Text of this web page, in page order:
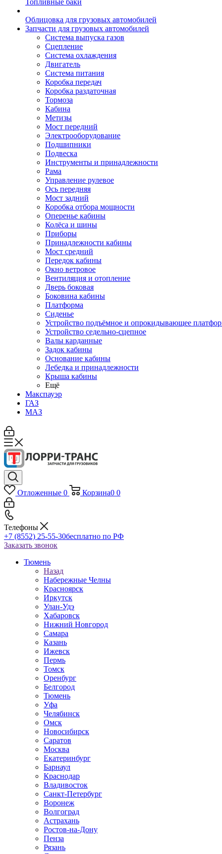
Топливные баки
Облицовка для грузовых автомобилей
Запчасти для грузовых автомобилей
Система выпуска газов
Сцепление
Система охлаждения
Двигатель
Система питания
Коробка передач
Коробка раздаточная
Тормоза
Кабина
Метизы
Мост передний
Электрооборудование
Подшипники
Подвеска
Инструменты и принадлежности
Рама
Управление рулевое
Ось передняя
Мост задний
Коробка отбора мощности
Оперенье кабины
Колёса и шины
Приборы
Принадлежности кабины
Мост средний
Передок кабины
Окно ветровое
Вентиляция и отопление
Дверь боковая
Боковина кабины
Платформа
Сиденье
Устройство подъёмное и опрокидывающее
Устройство седельно-сцепное
Валы карданные
Задок кабины
Основание кабины
Лебедка и принадлежности
Крыша кабины
Ещё
Макспауэр
ГАЗ
МАЗ
Отложенные 0 Корзина0 0
Телефоны
+7 (8552) 25-55-30бесплатно по РФ
Заказать звонок
Тюмень
Назад
Набережные Челны
Красноярск
Иркутск
Улан-Удэ
Хабаровск
Нижний Новгород
Самара
Казань
Ижевск
Пермь
Томск
Оренбург
Белгород
Тюмень
Уфа
Челябинск
Омск
Новосибирск
Саратов
Москва
Екатеринбург
Барнаул
Краснодар
Владивосток
Санкт-Петербург
Воронеж
Волгоград
Астрахань
Ростов-на-Дону
Пенза
Рязань